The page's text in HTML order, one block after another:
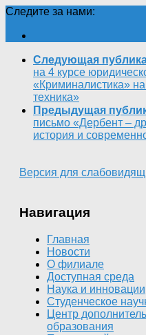
Следите за нами:
Следующая
на 4 курсе
«Криминалистика»
техника»
Предыдущая
письмо «Дербент –
история и
Версия для
Навигация
Главная
Новости
О филиале
Доступная среда
Наука и инновации
Студенческое
Центр
образования